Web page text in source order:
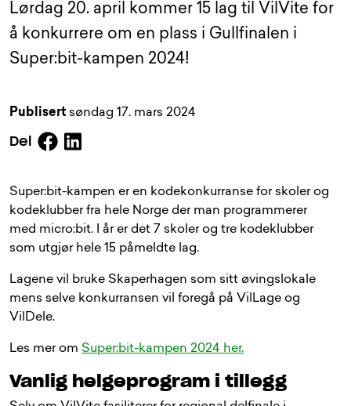
Lørdag 20. april kommer 15 lag til VilVite for
å konkurrere om en plass i Gullfinalen i
Super:bit-kampen 2024!
Publisert søndag 17. mars 2024
DelFacebook
Linkedin
Super:bit-kampen er en kodekonkurranse for skoler og
kodeklubber fra hele Norge der man programmerer
med micro:bit. I år er det 7 skoler og tre kodeklubber
som utgjør hele 15 påmeldte lag.
Lagene vil bruke Skaperhagen som sitt øvingslokale
mens selve konkurransen vil foregå på VilLage og
VilDele.
Les mer om Super:bit-kampen 2024 her.
Vanlig helgeprogram i tillegg